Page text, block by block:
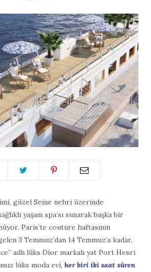
güzel Seine nehri üzerinde
yaşam spa’sı sunarak başka bir
Paris’te couture haftasının
3 Temmuz’dan 14 Temmuz’a kadar,
adlı lüks Dior markalı yat Port Henri
lüks moda evi, her biri iki saat süren